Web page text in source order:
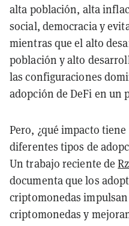
alta población, alta
social, democracia y
mientras que el alto
población y alto
las configuraciones
adopción de DeFi en un
Pero, ¿qué impacto
diferentes tipos de
Un trabajo reciente de
documenta que los
criptomonedas
criptomonedas y